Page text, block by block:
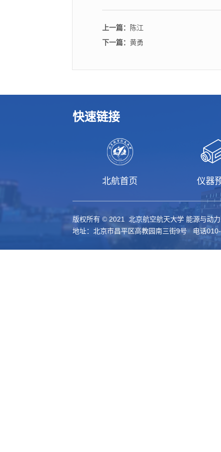
上一篇：
陈江
下一篇： 黄勇
快速链接
北航首页 仪器
版权所有 © 2021 北京航空航天大学 能源与动
地址：北京市昌平区高教园南三街9号 电话